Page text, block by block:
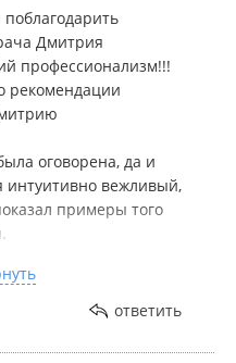
Дмитрия
профессионализм!!!
рекомендации
оговорена, да и
интуитивно вежливый,
примеры того
теперь я снова могу
ответить